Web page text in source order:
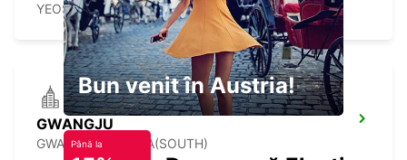
YEOSU - KOREA(SOUTH)
GWANGJU
GWANGJU - KOREA(SOUTH)
Bun venit în Austria!
Până la